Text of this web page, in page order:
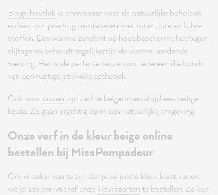
Beige houtlak is onmisbaar voor de natuurlijke boholook
en laat zich prachtig combineren met rotan, jute en lichte
stoffen. Een warme zandtint op hout beschermt het tegen
slijtage en behoudt tegelijkertijd de warme, aardende
werking. Het is de perfecte keuze voor iedereen die houdt
van een rustige, stijlvolle esthetiek.
Ook voor buiten zijn zachte beigetinten altijd een veilige
keuze. Ze gaan prachtig op in een natuurlijke omgeving.
Onze verf in de kleur beige online
bestellen bij MissPompadour
Om er zeker van te zijn dat je de juiste kleur kiest, raden
we je aan om vooraf onze kleurkaarten te bestellen. Zo kun